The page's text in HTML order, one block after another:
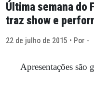
Última semana do
traz show e
22 de julho de 2015 • Por -
Apresentações são